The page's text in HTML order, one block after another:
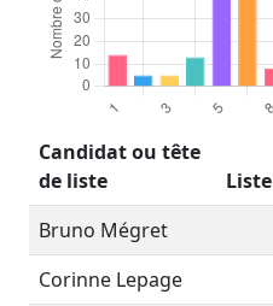
Candidat ou tête
de liste
Liste
Bruno Mégret
Corinne Lepage